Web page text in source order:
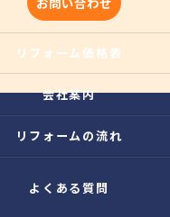
リフォーム価格表
会社案内
リフォームの流れ
よくある質問